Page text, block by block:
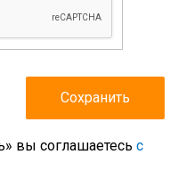
вы соглашаетесь с